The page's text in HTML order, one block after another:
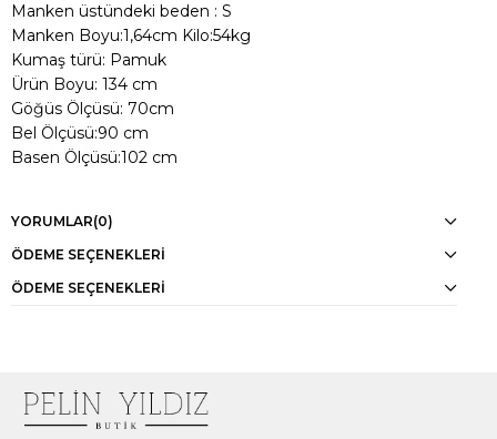
Manken üstündeki beden : S
Manken Boyu:1,64cm Kilo:54kg
Kumaş türü: Pamuk
Ürün Boyu: 134 cm
Göğüs Ölçüsü: 70cm
Bel Ölçüsü:90 cm
Basen Ölçüsü:102 cm
YORUMLAR(0)
ÖDEME SEÇENEKLERI
ÖDEME SEÇENEKLERI